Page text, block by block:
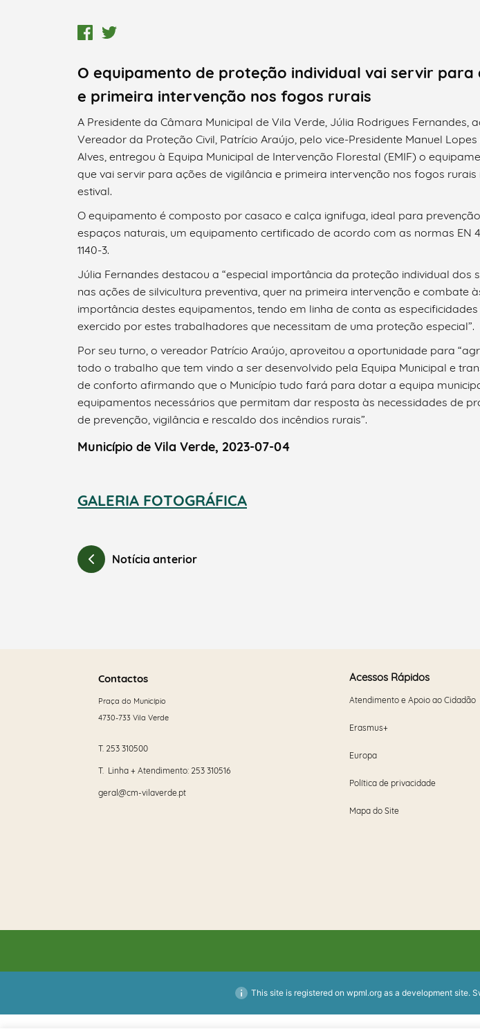
Termo de Pesquisa
Filtros
O equipamento de proteção individual vai servir para
e primeira intervenção nos fogos rurais
A Presidente da Câmara Municipal de Vila Verde, Júlia Rodrigues Fernandes,
Vereador da Proteção Civil, Patrício Araújo, pelo vice-Presidente Manuel
Alves, entregou à Equipa Municipal de Intervenção Florestal (EMIF) o
que vai servir para ações de vigilância e primeira intervenção nos fogos
estival.
O equipamento é composto por casaco e calça ignifuga, ideal para
espaços naturais, um equipamento certificado de acordo com as normas EN 471,
1140-3.
Júlia Fernandes destacou a “especial importância da proteção individual dos
nas ações de silvicultura preventiva, quer na primeira intervenção e combate
importância destes equipamentos, tendo em linha de conta as
exercido por estes trabalhadores que necessitam de uma proteção especial”.
Por seu turno, o vereador Patrício Araújo, aproveitou a oportunidade para
todo o trabalho que tem vindo a ser desenvolvido pela Equipa Municipal e
de conforto afirmando que o Município tudo fará para dotar a equipa
equipamentos necessários que permitam dar resposta às necessidades de
de prevenção, vigilância e rescaldo dos incêndios rurais”.
Município de Vila Verde, 2023-07-04
GALERIA FOTOGRÁFICA
Notícia anterior
Contactos
Praça do Município
4730-733 Vila Verde
T. 253 310500
T. Linha + Atendimento: 253 310516
geral@cm-vilaverde.pt
Acessos Rápidos
Atendimento e Apoio ao Cidadão
Erasmus+
Europa
Política de privacidade
Mapa do Site
This site is registered on wpml.orgas a development site.